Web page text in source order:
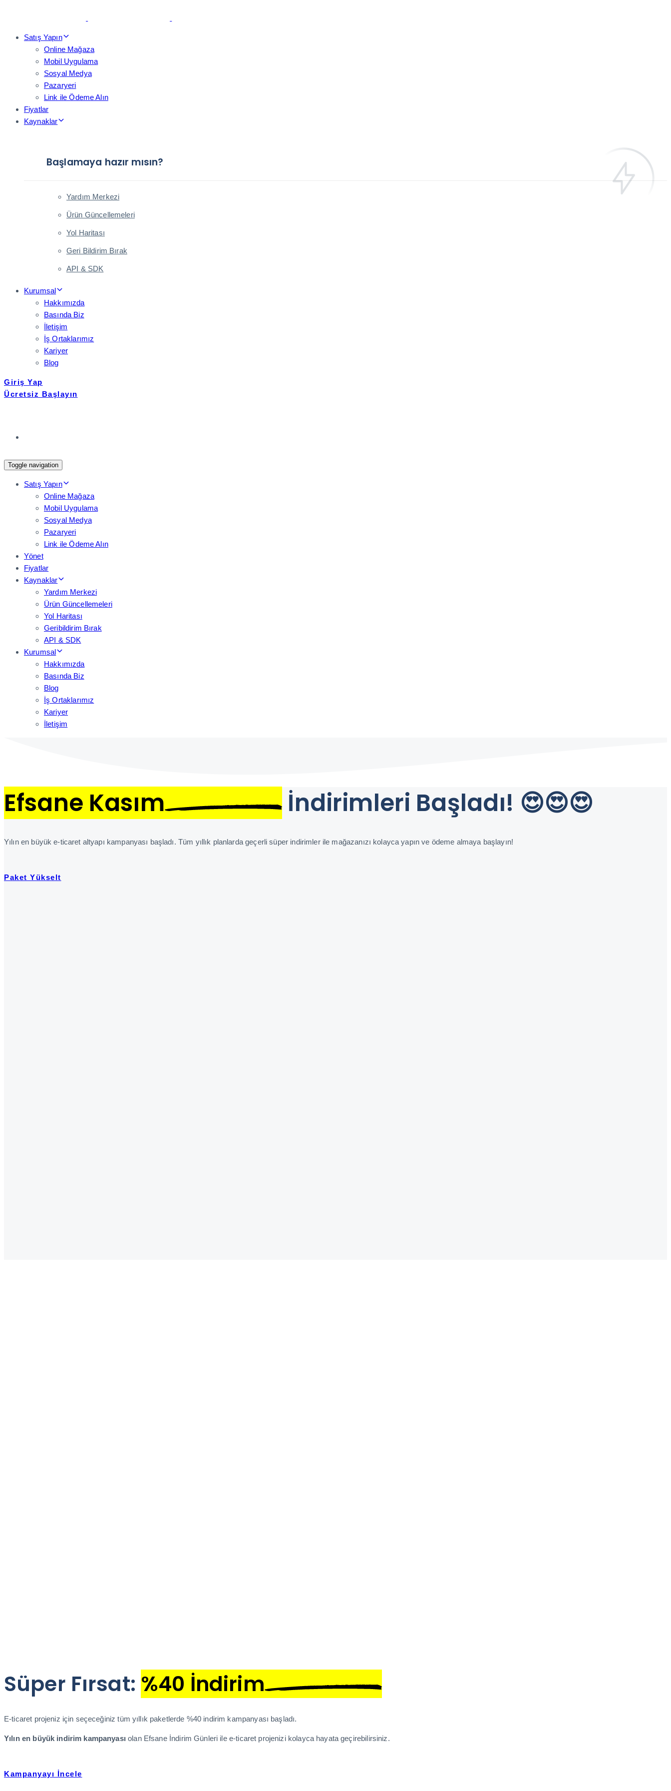
primarySatış Yapın
Online Mağaza
Mobil Uygulama
Sosyal Medya
Pazaryeri
Link ile Ödeme Alın
Fiyatlar
Kaynaklar
Başlamaya hazır mısın?
Yardım Merkezi
Ürün Güncellemeleri
Yol Haritası
Geri Bildirim Bırak
API & SDK
Kurumsal
Hakkımızda
Basında Biz
İletişim
İş Ortaklarımız
Kariyer
Blog
Giriş Yap
Ücretsiz Başlayın
Toggle navigation
Satış Yapın
Online Mağaza
Mobil Uygulama
Sosyal Medya
Pazaryeri
Link ile Ödeme Alın
Yönet
Fiyatlar
Kaynaklar
Yardım Merkezi
Ürün Güncellemeleri
Yol Haritası
Geribildirim Bırak
API & SDK
Kurumsal
Hakkımızda
Basında Biz
Blog
İş Ortaklarımız
Kariyer
İletişim
Efsane Kasım İndirimleri Başladı! 😍😍😍
Yılın en büyük e-ticaret altyapı kampanyası başladı. Tüm yıllık planlarda geçerli süper indirimler ile mağazanızı kolayca yapın ve ödeme almaya başlayın!
Paket Yükselt
Süper Fırsat: %40 İndirim
E-ticaret projeniz için seçeceğiniz tüm yıllık paketlerde %40 indirim kampanyası başladı.
Yılın en büyük indirim kampanyası olan Efsane İndirim Günleri ile e-ticaret projenizi kolayca hayata geçirebilirsiniz.
Kampanyayı İncele